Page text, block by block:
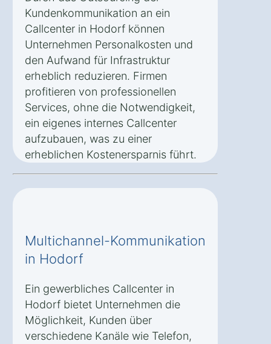
Kundenkommunikation an ein
Callcenter in Hodorf können
Unternehmen Personalkosten und
den Aufwand für Infrastruktur
erheblich reduzieren. Firmen
profitieren von professionellen
Services, ohne die Notwendigkeit,
ein eigenes internes Callcenter
aufzubauen, was zu einer
erheblichen Kostenersparnis führt.
Multichannel-Kommunikation
in Hodorf
Ein gewerbliches Callcenter in
Hodorf bietet Unternehmen die
Möglichkeit, Kunden über
verschiedene Kanäle wie Telefon,